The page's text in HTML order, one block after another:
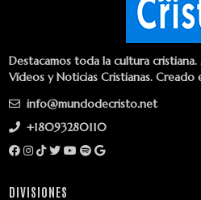
Destacamos toda la cultura
Vídeos y Noticias Cristianas.
info@mundodecristo.net
+18093280110
DIVISIONES